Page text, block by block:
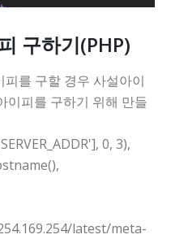
구하기(PHP)
를 구할 경우 사설아이
이피를 구하기 위해 만들
0, 3),
latest/meta-